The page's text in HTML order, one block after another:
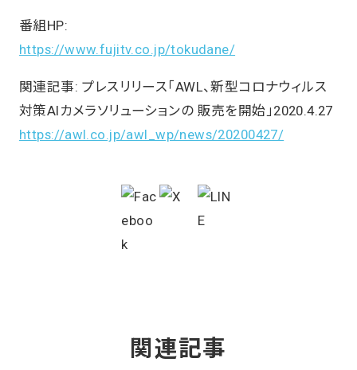
番組HP:
https://www.fujitv.co.jp/tokudane/
関連記事: プレスリリース「AWL、新型コロナウィルス
対策AIカメラソリューションの 販売を開始」2020.4.27
https://awl.co.jp/awl_wp/news/20200427/
関連記事